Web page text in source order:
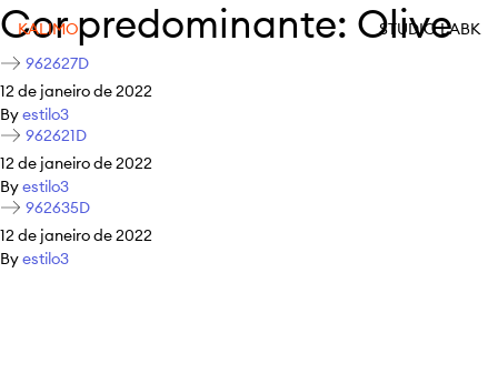
KALIMO STUDIO LABK
Cor predominante: Olive
962627D
12 de janeiro de 2022
Byestilo3
962621D
12 de janeiro de 2022
Byestilo3
962635D
12 de janeiro de 2022
Byestilo3